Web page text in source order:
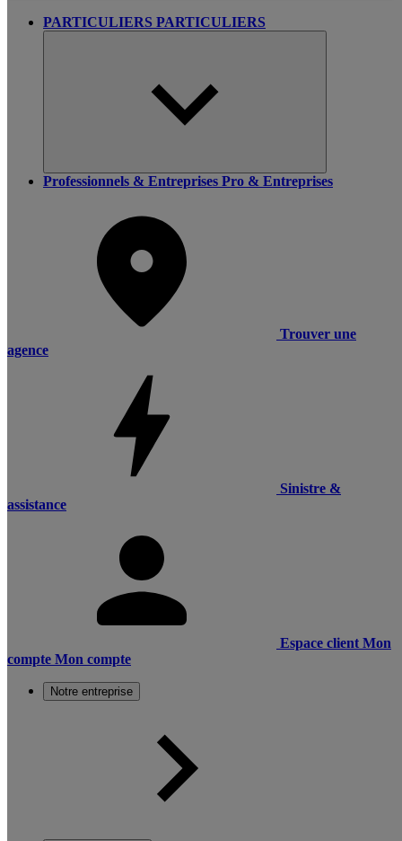
PARTICULIERS PARTICULIERS
Professionnels & Entreprises Pro & Entreprises
Trouver une
agence
Sinistre &
assistance
Espace client Mon
compte Mon compte
Notre entreprise